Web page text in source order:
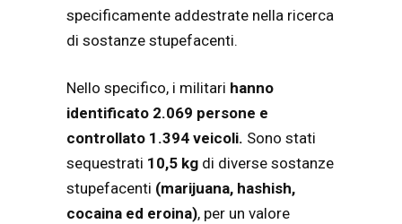
specificamente addestrate nella ricerca
di sostanze stupefacenti.
Nello specifico, i militari hanno
identificato 2.069 persone e
controllato 1.394 veicoli. Sono stati
sequestrati 10,5 kg di diverse sostanze
stupefacenti (marijuana, hashish,
cocaina ed eroina), per un valore